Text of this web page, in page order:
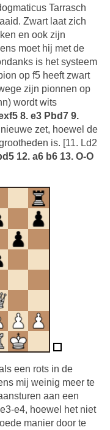
Tarrasch
Zwart laat zich
en ook zijn
moet hij met de
is het systeem
op f5 heeft zwart
zijn pionnen op
wordt wits
8. e3 Pbd7 9.
zet, hoewel de
is. [11. Ld2
12. a6 b6 13. O-O
een rots in de
mij weinig meer te
aan een
e4, hoewel het niet
manier door te